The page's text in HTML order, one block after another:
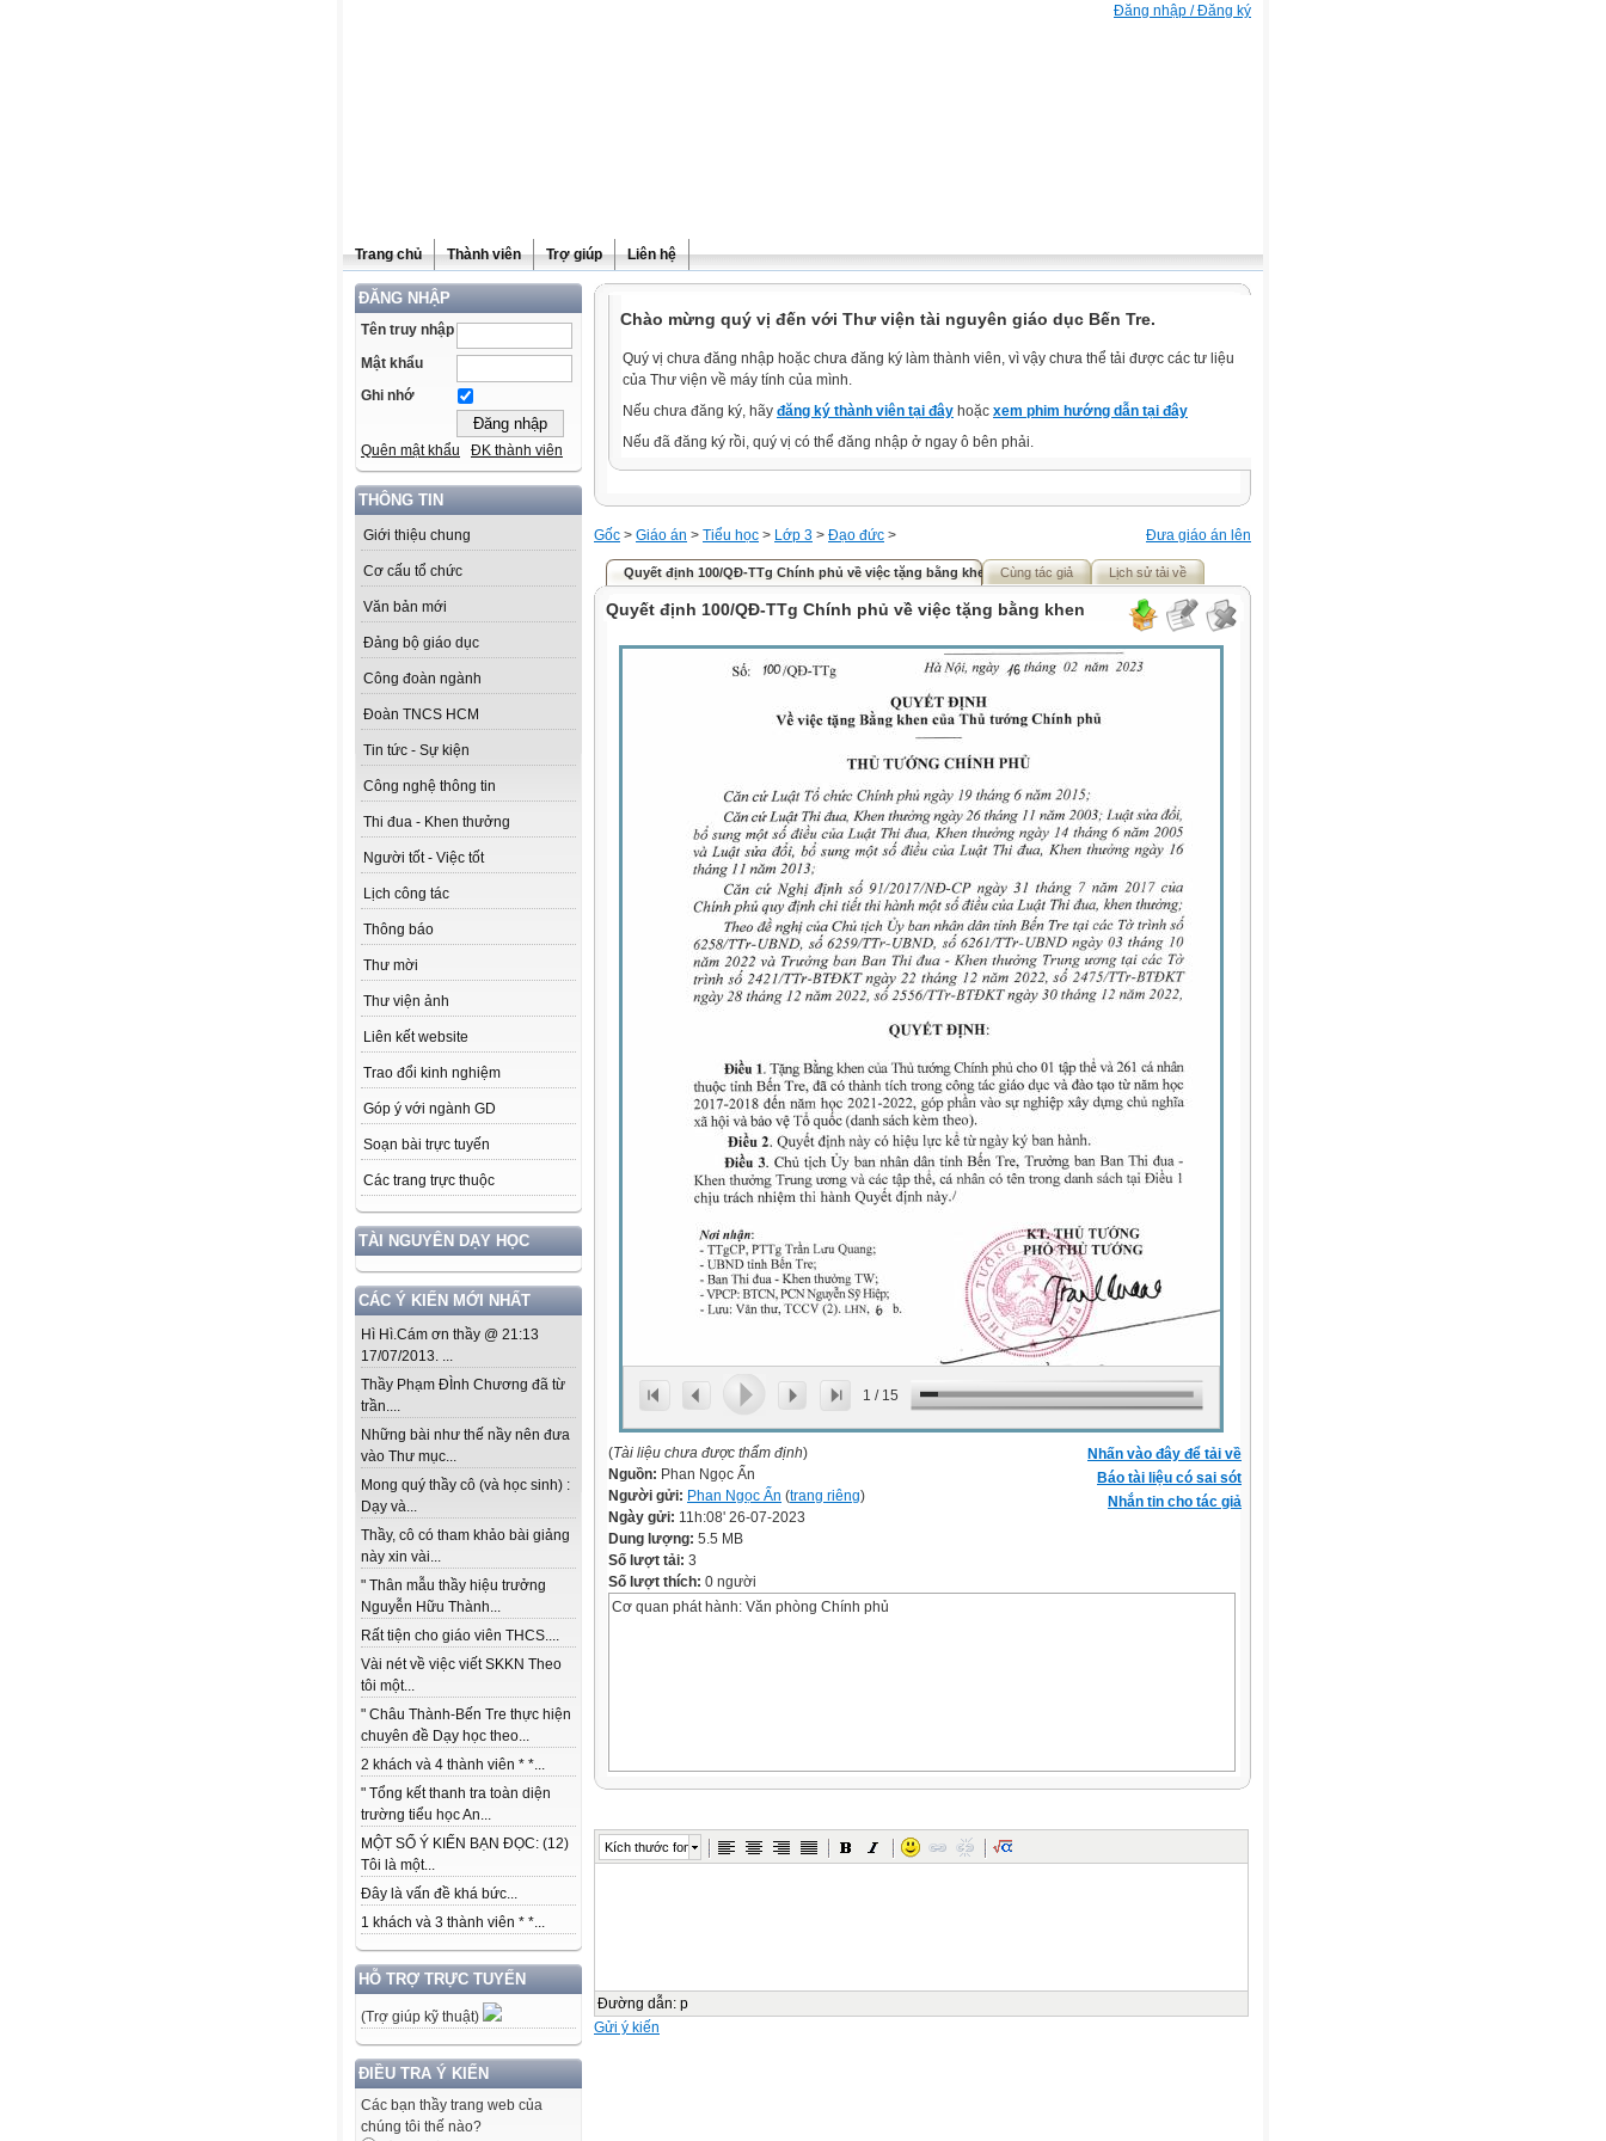
Đăng nhập / Đăng ký
Trang chủ Thành viên Trợ giúp Liên hệ
ĐĂNG NHẬP
Tên truy nhập
Mật khẩu
Ghi nhớ
Quên mật khẩu ĐK thành viên
THÔNG TIN
Giới thiệu chung
Cơ cấu tổ chức
Văn bản mới
Đảng bộ giáo dục
Công đoàn ngành
Đoàn TNCS HCM
Tin tức - Sự kiện
Công nghệ thông tin
Thi đua - Khen thưởng
Người tốt - Việc tốt
Lịch công tác
Thông báo
Thư mời
Thư viện ảnh
Liên kết website
Trao đổi kinh nghiệm
Góp ý với ngành GD
Soạn bài trực tuyến
Các trang trực thuộc
TÀI NGUYÊN DẠY HỌC
CÁC Ý KIẾN MỚI NHẤT
Hì Hì.Cám ơn thầy @ 21:13
17/07/2013. ...
Thầy Phạm ĐÌnh Chương đã từ
trần....
Những bài như thế nầy nên đưa
vào Thư mục...
Mong quý thầy cô (và học sinh) :
Dạy và...
Thầy, cô có tham khảo bài giảng
này xin vài...
" Thân mẫu thầy hiệu trưởng
Nguyễn Hữu Thành...
Rất tiện cho giáo viên THCS....
Vài nét về việc viết SKKN Theo
tôi một...
" Châu Thành-Bến Tre thực hiện
chuyên đề Dạy học theo...
2 khách và 4 thành viên * *...
" Tổng kết thanh tra toàn diện
trường tiểu học An...
MỘT SỐ Ý KIẾN BẠN ĐỌC: (12)
Tôi là một...
Đây là vấn đề khá bức...
1 khách và 3 thành viên * *...
HỖ TRỢ TRỰC TUYẾN
(Trợ giúp kỹ thuật)
ĐIỀU TRA Ý KIẾN
Các bạn thầy trang web của
chúng tôi thế nào?
Chào mừng quý vị đến với Thư viện tài nguyên giáo dục Bến Tre.
Quý vị chưa đăng nhập hoặc chưa đăng ký làm thành viên, vì vậy chưa thể tải được các tư liệu
của Thư viện về máy tính của mình.
Nếu chưa đăng ký, hãy đăng ký thành viên tại đây hoặc xem phim hướng dẫn tại đây
Nếu đã đăng ký rồi, quý vị có thể đăng nhập ở ngay ô bên phải.
Đưa giáo án lên
Gốc > Giáo án > Tiểu học > Lớp 3 > Đạo đức >
Quyết định 100/QĐ-TTg Chính phủ về việc tặng bằng khen Cùng tác giả Lịch sử tải về
Quyết định 100/QĐ-TTg Chính phủ về việc tặng bằng khen
1 / 15
Nhấn vào đây để tải về
Báo tài liệu có sai sót
Nhắn tin cho tác giả
(Tài liệu chưa được thẩm định)
Nguồn: Phan Ngọc Ẩn
Người gửi: Phan Ngọc Ẩn (trang riêng)
Ngày gửi: 11h:08' 26-07-2023
Dung lượng: 5.5 MB
Số lượt tải: 3
Số lượt thích: 0 người
Cơ quan phát hành: Văn phòng Chính phủ
Kích thước font
Đường dẫn: p
Gửi ý kiến